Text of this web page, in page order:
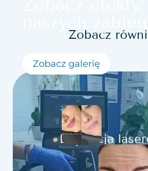
Zobacz galerię
Zobacz
Depilacja